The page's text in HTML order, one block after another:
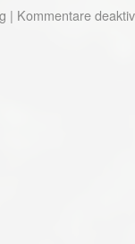
| Kommentare